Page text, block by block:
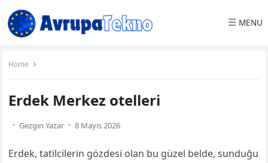
☰ MENU
Home
Erdek Merkez otelleri
Gezgin Yazar 8 Mayıs 2026
Erdek, tatilcilerin gözdesi olan bu güzel belde, sunduğu